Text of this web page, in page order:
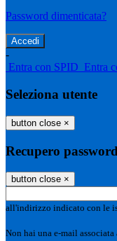
Password dimenticata?
-
Entra con SPID Entra
Seleziona utente
button close ×
Recupero password
button close ×
all'indirizzo indicato con le
Non hai una e-mail